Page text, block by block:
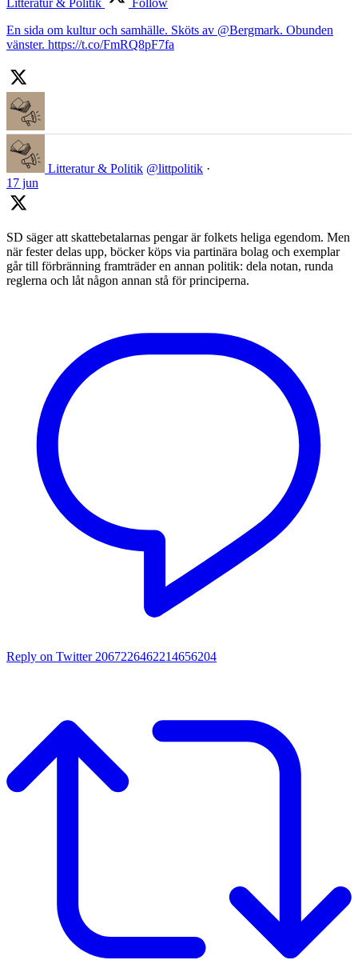
En sida om kultur och samhälle. Sköts av @Bergmark. Obunden
vänster. https://t.co/FmRQ8pF7fa
Litteratur & Politik @littpolitik ·
17 jun
SD säger att skattebetalarnas pengar är folkets heliga egendom. Men
när fester delas upp, böcker köps via partinära bolag och exemplar
går till förbränning framträder en annan politik: dela notan, runda
reglerna och låt någon annan stå för principerna.
Reply on Twitter 2067226462214656204